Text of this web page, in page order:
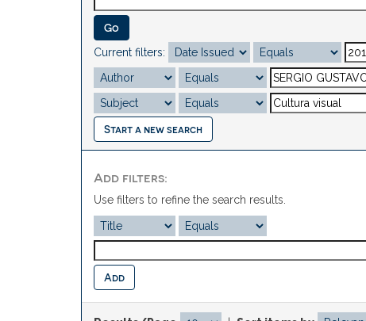
Current filters:
Start a new search
Add filters:
Use filters to refine the search results.